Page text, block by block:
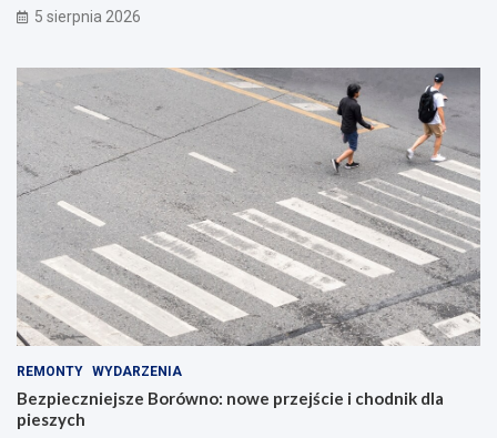
5 sierpnia 2026
REMONTY WYDARZENIA
Bezpieczniejsze Borówno: nowe przejście i chodnik dla
pieszych